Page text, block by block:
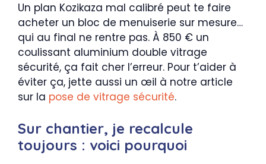
Un plan Kozikaza mal calibré peut te faire
acheter un bloc de menuiserie sur mesure…
qui au final ne rentre pas. À 850 € un
coulissant aluminium double vitrage
sécurité, ça fait cher l’erreur. Pour t’aider à
éviter ça, jette aussi un œil à notre article
sur la pose de vitrage sécurité.
Sur chantier, je recalcule
toujours : voici pourquoi